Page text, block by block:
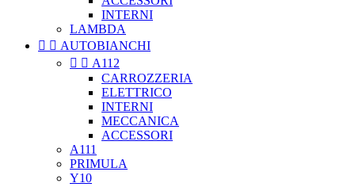
INTERNI
LAMBDA
  AUTOBIANCHI
  A112
CARROZZERIA
ELETTRICO
INTERNI
MECCANICA
ACCESSORI
A111
PRIMULA
Y10